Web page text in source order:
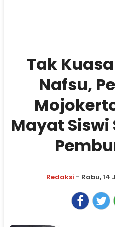
Tak
Nafsu,
Mayat Siswi
Redaksi - Rabu, 14